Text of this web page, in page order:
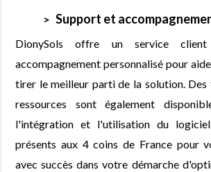
Support et
DionySols offre un service
accompagnement personnalisé pour
tirer le meilleur parti de la solution.
ressources sont également
l'intégration et l'utilisation du
présents aux 4 coins de France pour
avec succès dans votre démarche